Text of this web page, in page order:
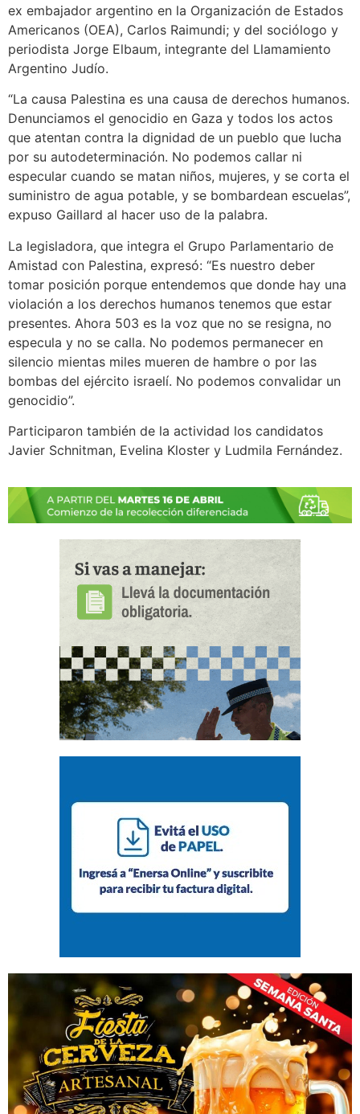
ex embajador argentino en la Organización de Estados
Americanos (OEA), Carlos Raimundi; y del sociólogo y
periodista Jorge Elbaum, integrante del Llamamiento
Argentino Judío.
“La causa Palestina es una causa de derechos humanos.
Denunciamos el genocidio en Gaza y todos los actos
que atentan contra la dignidad de un pueblo que lucha
por su autodeterminación. No podemos callar ni
especular cuando se matan niños, mujeres, y se corta el
suministro de agua potable, y se bombardean escuelas”,
expuso Gaillard al hacer uso de la palabra.
La legisladora, que integra el Grupo Parlamentario de
Amistad con Palestina, expresó: “Es nuestro deber
tomar posición porque entendemos que donde hay una
violación a los derechos humanos tenemos que estar
presentes. Ahora 503 es la voz que no se resigna, no
especula y no se calla. No podemos permanecer en
silencio mientas miles mueren de hambre o por las
bombas del ejército israelí. No podemos convalidar un
genocidio”.
Participaron también de la actividad los candidatos
Javier Schnitman, Evelina Kloster y Ludmila Fernández.